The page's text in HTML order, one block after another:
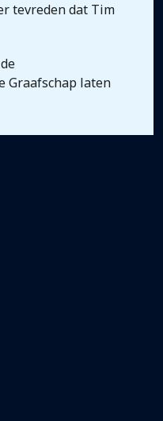
tevreden dat Tim
Graafschap laten